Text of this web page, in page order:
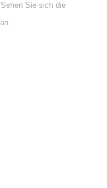
Sehen Sie sich die